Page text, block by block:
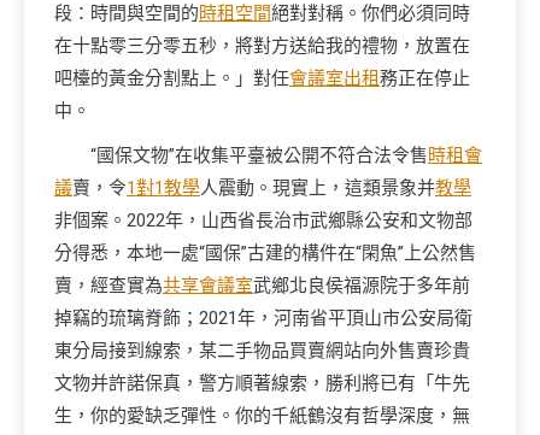
段：時間與空間的時租空間絕對對稱。你們必須同時
在十點零三分零五秒，將對方送給我的禮物，放置在
吧檯的黃金分割點上。」對任會議室出租務正在停止
中。
“國保文物”在收集平臺被公開不符合法令售時租會
議賣，令1對1教學人震動。現實上，這類景象并教學
非個案。2022年，山西省長治市武鄉縣公安和文物部
分得悉，本地一處“國保”古建的構件在“閑魚”上公然售
賣，經查實為共享會議室武鄉北良侯福源院于多年前
掉竊的琉璃脊飾；2021年，河南省平頂山市公安局衛
東分局接到線索，某二手物品買賣網站向外售賣珍貴
文物并許諾保真，警方順著線索，勝利將已有「牛先
生，你的愛缺乏彈性。你的千紙鶴沒有哲學深度，無